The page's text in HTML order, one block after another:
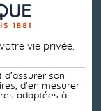
vie privée.
son
d’en mesurer
adaptées à